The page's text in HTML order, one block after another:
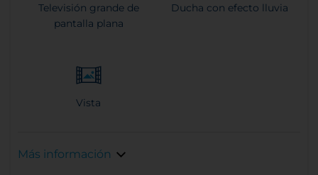
Televisión grande de
pantalla plana
Ducha con efecto lluvia
Vista
Más información